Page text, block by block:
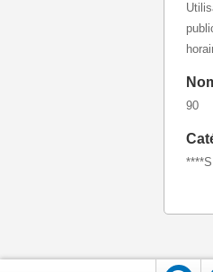
90
****S